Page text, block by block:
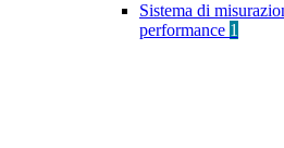
Sistema di
performance 1